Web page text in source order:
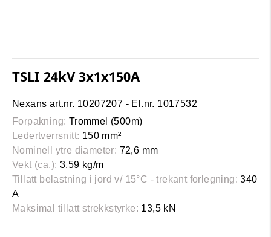
TSLI 24kV 3x1x150A
Nexans art.nr. 10207207 - El.nr. 1017532
Forpakning: Trommel (500m)
Ledertverrsnitt: 150 mm²
Nominell ytre diameter: 72,6 mm
Vekt (ca.): 3,59 kg/m
Tillatt belastning i jord v/ 15°C - trekant forlegning: 340
A
Maksimal tillatt strekkstyrke: 13,5 kN